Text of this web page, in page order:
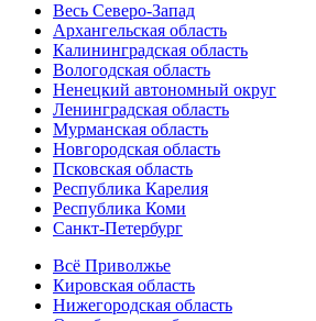
Весь Северо-Запад
Архангельская область
Калининградская область
Вологодская область
Ненецкий автономный округ
Ленинградская область
Мурманская область
Новгородская область
Псковская область
Республика Карелия
Республика Коми
Санкт-Петербург
Всё Приволжье
Кировская область
Нижегородская область